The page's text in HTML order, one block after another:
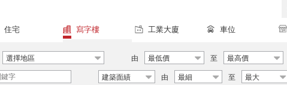
住宅 寫字樓 工業大廈 車位
選擇地區 由 最低價 至 最高價
建築面績 由 最細 至 最大